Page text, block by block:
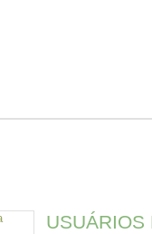
USUÁRIOS